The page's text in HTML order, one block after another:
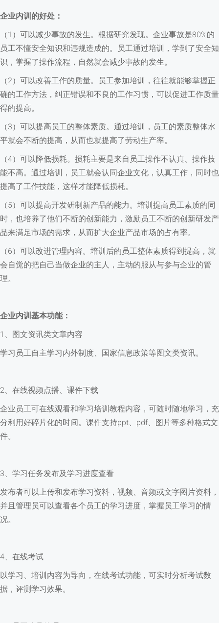
企业内训的好处：
（1）可以减少事故的发生。根据研究发现。企业事故是80%的
员工不懂安全知识和违规造成的。员工通过培训，学到了安全知
识，掌握了操作流程，自然就会减少事故的发生。
（2）可以改善工作的质量。员工参加培训，往往就能够掌握正
确的工作方法，纠正错误和不良的工作习惯，可以促进工作质量
得的提高。
（3）可以提高员工的整体素质。通过培训，员工的素质整体水
平就会不断的提高，从而也就提高了劳动生产率。
（4）可以降低损耗。损耗主要是来自员工操作不认真、操作技
能不高。通过培训，员工就会认同企业文化，认真工作，同时也
提高了工作技能，这样才能降低损耗。
（5）可以提高开发研制新产品的能力。培训提高员工素质的同
时，也培养了他们不断的创新能力，激励员工不断的创新研发产
品来满足市场的需求，从而扩大企业产品市场的占有率。
（6）可以改进管理内容。培训后的员工整体素质得到提高，就
会自觉的把自己当做企业的主人，主动的服从与参与企业的管
理。
企业内训基本功能：
1、图文资讯类文章内容
学习员工自主学习内外制度、国家信息政策等图文类资讯。
2、在线视频点播、课件下载
企业员工可在线观看和学习培训教程内容，可随时随地学习，充
分利用好碎片化的时间。课件支持ppt、pdf、图片等多种格式文
件。
3、学习任务发布及学习进度查看
发布者可以上传和发布学习资料，视频、音频或文字图片资料，
并且管理员可以查看各个员工的学习进度，掌握员工学习的情
况。
4、在线考试
以学习、培训内容为导向，在线考试功能，可实时分析考试数
据，评测学习效果。